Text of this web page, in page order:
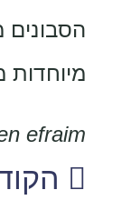
הסבונים
מיוחדות
efraim